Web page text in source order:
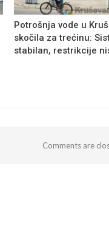
Potrošnja vode u
skočila za trećinu:
stabilan, restrikcije
Comments are